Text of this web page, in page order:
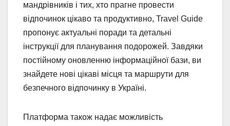
мандрівників і тих, хто прагне провести
відпочинок цікаво та продуктивно, Travel Guide
пропонує актуальні поради та детальні
інструкції для планування подорожей. Завдяки
постійному оновленню інформаційної бази, ви
знайдете нові цікаві місця та маршрути для
безпечного відпочинку в Україні.
Платформа також надає можливість